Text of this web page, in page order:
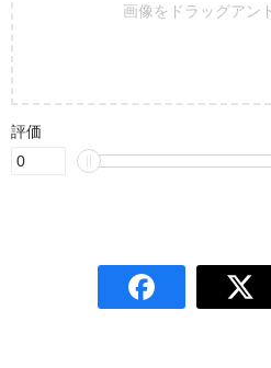
画像をドラッグアン
評価